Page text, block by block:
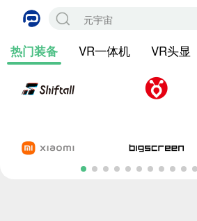
热门装备 VR一体机 VR头显